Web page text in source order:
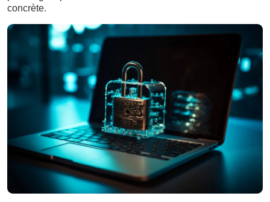
concrète.